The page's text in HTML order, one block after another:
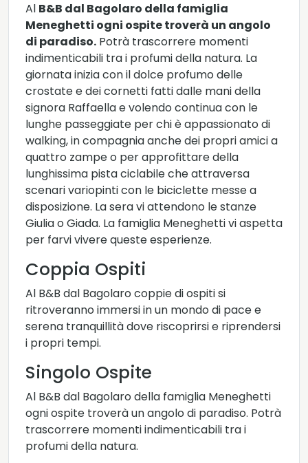
Al B&B dal Bagolaro della famiglia
Meneghetti ogni ospite troverà un angolo
di paradiso. Potrà trascorrere momenti
indimenticabili tra i profumi della natura. La
giornata inizia con il dolce profumo delle
crostate e dei cornetti fatti dalle mani della
signora Raffaella e volendo continua con le
lunghe passeggiate per chi è appassionato di
walking, in compagnia anche dei propri amici a
quattro zampe o per approfittare della
lunghissima pista ciclabile che attraversa
scenari variopinti con le biciclette messe a
disposizione. La sera vi attendono le stanze
Giulia o Giada. La famiglia Meneghetti vi aspetta
per farvi vivere queste esperienze.
Coppia Ospiti
Al B&B dal Bagolaro coppie di ospiti si
ritroveranno immersi in un mondo di pace e
serena tranquillità dove riscoprirsi e riprendersi
i propri tempi.
Singolo Ospite
Al B&B dal Bagolaro della famiglia Meneghetti
ogni ospite troverà un angolo di paradiso. Potrà
trascorrere momenti indimenticabili tra i
profumi della natura.